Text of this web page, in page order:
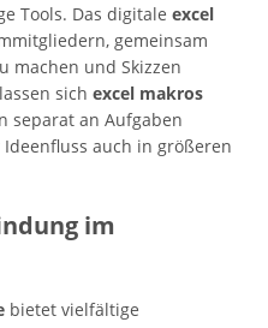
Tools. Das digitale excel
gemeinsam
machen und Skizzen
sich excel makros
separat an Aufgaben
auch in größeren
im
bietet vielfältige